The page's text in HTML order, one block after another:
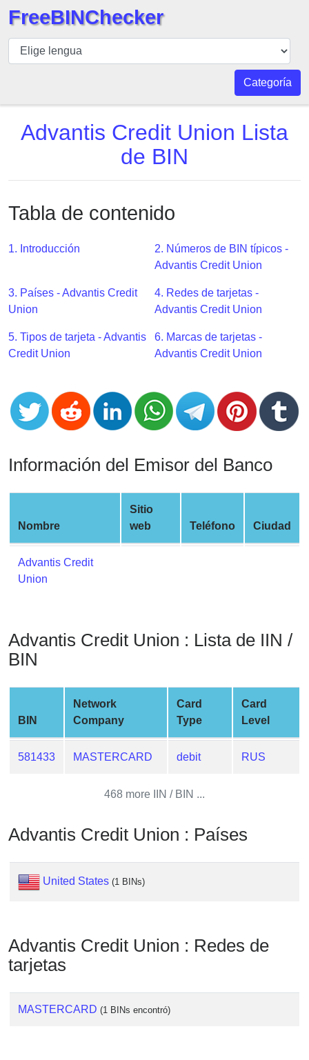
BIN
Inspector
BIN
Número
API
BIN
Generator
BIN
Checker
BIN
CC
Generator
from
Banks
Credit
Card
Validator
Credit
Card
Generator
Credit
Card
Generator
Generate
from
BIN
Credit
Card
Service
What
Address
?
IP
Lookup
Checker
/
Validator
FreeBINChecker
Categoría
Advantis Credit Union Lista
de BIN
Tabla de contenido
1. Introducción
2. Números de BIN típicos -
Advantis Credit Union
3. Países - Advantis Credit
Union
4. Redes de tarjetas -
Advantis Credit Union
5. Tipos de tarjeta - Advantis
Credit Union
6. Marcas de tarjetas -
Advantis Credit Union
Información del Emisor del Banco
Nombre
Sitio
web
Teléfono Ciudad
Advantis Credit
Union
Advantis Credit Union : Lista de IIN /
BIN
BIN
Network
Company
Card
Type
Card
Level
581433 MASTERCARD debit RUS
468 more IIN / BIN ...
Advantis Credit Union : Países
United States (1 BINs)
Advantis Credit Union : Redes de
tarjetas
MASTERCARD (1 BINs encontró)